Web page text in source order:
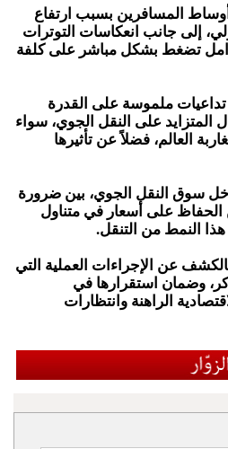
المسافرين بسبب ارتفاع
إلى جانب انعكاسات التوترات
تضغط بشكل مباشر على كلفة
ملموسة على القدرة
المتزايد على النقل الجوي، سواء
العالم، فضلاً عن تأثيرها
سوق النقل الجوي، بين ضرورة
الحفاظ على أسعار في متناول
النمط من التنقل.
عن الإجراءات العملية التي
وضمان استقرارها في
الراهنة وانتظارات